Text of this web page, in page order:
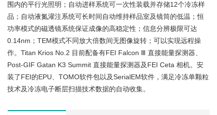
围内的平行光照明；自动进样系统可一次性装载并存储12个冷冻样
品；自动液氮灌注系统可长时间自动维持样品室及镜筒的低温；恒
功率模式的磁透镜系统保证成像的高稳定性；信息分辨极限可达
0.14nm；TEM模式不同放大倍数间无图像旋转；可以实现远程操
作。Titan Krios No.2 目前配备有FEI Falcon Ⅲ 直接能量探测器、
Post-GIF Gatan K3 Summit 直接能量探测器及FEI Ceta 相机。安
装了FEI的EPU、TOMO软件包以及SerialEM软件，满足冷冻单颗粒
技术及冷冻电子断层扫描技术数据的自动收集。